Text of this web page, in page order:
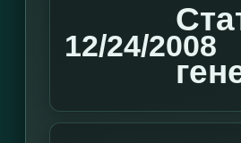
12/24/2008